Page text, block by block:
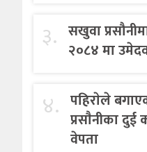
३. सखुवा
२०८४ मा
४. पहिराेले
प्रसाैनीका दुई
वेपता